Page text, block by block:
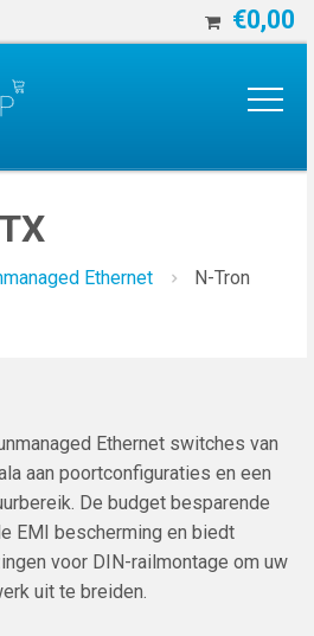
€0,00
Ethernet
N-Tron
Ethernet switches van
aan poortconfiguraties en een
De budget besparende
EMI bescherming en biedt
voor DIN-railmontage om uw
uit te breiden.